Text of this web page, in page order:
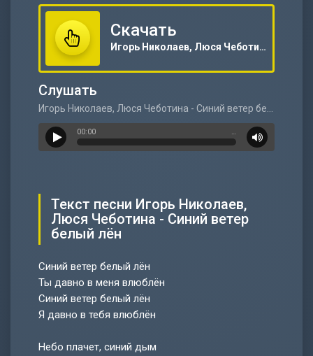
Скачать
Игорь Николаев, Люся Чеботина - Синий ветер белый лён
Слушать
00:00 …
Текст песни Игорь Николаев,
Люся Чеботина - Синий ветер
белый лён
Синий ветер белый лён
Ты давно в меня влюблён
Синий ветер белый лён
Я давно в тебя влюблён
Небо плачет, синий дым